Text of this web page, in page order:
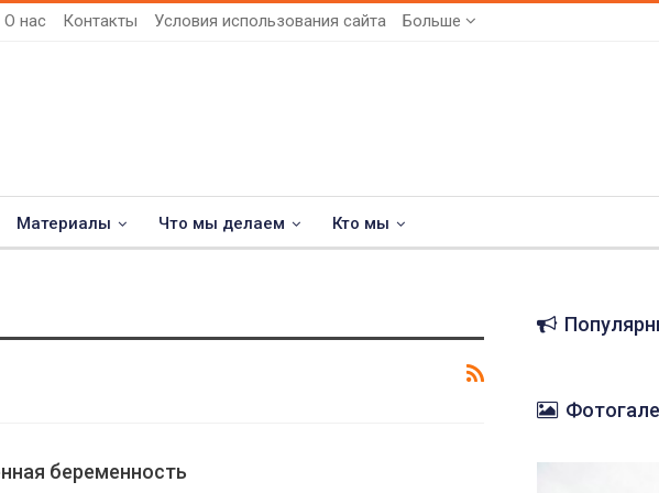
О нас Контакты Условия использования сайта Больше
Материалы Что мы делаем Кто мы
беременность